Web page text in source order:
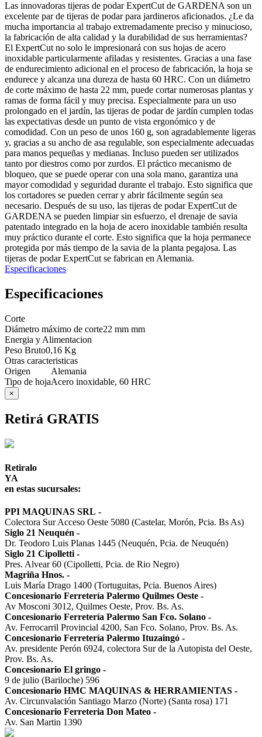
Las innovadoras tijeras de podar ExpertCut de GARDENA son un
excelente par de tijeras de podar para jardineros aficionados. ¿Le da
mucha importancia al trabajo extremadamente preciso y minucioso,
la fabricación de alta calidad y la durabilidad de sus herramientas?
El ExpertCut no solo le impresionará con sus hojas de acero
inoxidable particularmente afiladas y resistentes. Gracias a una fase
de endurecimiento adicional en el proceso de fabricación, la hoja se
endurece y alcanza una dureza de hasta 60 HRC. Con un diámetro
de corte máximo de hasta 22 mm, puede cortar numerosas plantas y
ramas de forma fácil y muy precisa. Especialmente para un uso
prolongado en el jardín, las tijeras de podar de jardín cumplen todas
las expectativas desde un punto de vista ergonómico y de
comodidad. Con un peso de unos 160 g, son agradablemente ligeras
y, gracias a su ancho de asa regulable, son especialmente adecuadas
para manos pequeñas y medianas. Incluso pueden ser utilizados
tanto por diestros como por zurdos. El práctico mecanismo de
bloqueo, que se puede operar con una sola mano, garantiza una
mayor comodidad y seguridad durante el trabajo. Esto significa que
los cortadores se pueden cerrar y abrir fácilmente según sea
necesario. Después de su uso, las tijeras de podar ExpertCut de
GARDENA se pueden limpiar sin esfuerzo, el drenaje de savia
patentado integrado en la hoja de acero inoxidable también resulta
muy práctico durante el corte. Esto significa que la hoja permanece
protegida por más tiempo de la savia de la planta pegajosa. Las
tijeras de podar ExpertCut se fabrican en Alemania.
Especificaciones
Especificaciones
Corte
Diámetro máximo de corte22 mm mm
Energia y Alimentacion
Peso Bruto0,16 Kg
Otras caracteristicas
Origen
Alemania
Tipo de hojaAcero inoxidable, 60 HRC
×
Retirá GRATIS
Retiralo
YA
en estas sucursales:
PPI MAQUINAS SRL -
Colectora Sur Acceso Oeste 5080 (Castelar, Morón, Pcia. Bs As)
Siglo 21 Neuquén -
Dr. Teodoro Luis Planas 1445 (Neuquén, Pcia. de Neuquén)
Siglo 21 Cipolletti -
Pres. Alvear 60 (Cipolletti, Pcia. de Rio Negro)
Magriña Hnos. -
Luis María Drago 1400 (Tortuguitas, Pcia. Buenos Aires)
Concesionario Ferretería Palermo Quilmes Oeste -
Av Mosconi 3012, Quilmes Oeste, Prov. Bs. As.
Concesionario Ferretería Palermo San Fco. Solano -
Av. Ferrocarril Provincial 4200, San Fco. Solano, Prov. Bs. As.
Concesionario Ferretería Palermo Ituzaingó -
Av. presidente Perón 6924, colectora Sur de la Autopista del Oeste,
Prov. Bs. As.
Concesionario El gringo -
9 de julio (Bariloche) 596
Concesionario HMC MAQUINAS & HERRAMIENTAS -
Av. Circunvalación Santiago Marzo (Norte) (Santa rosa) 171
Concesionario Ferreteria Don Mateo -
Av. San Martin 1390